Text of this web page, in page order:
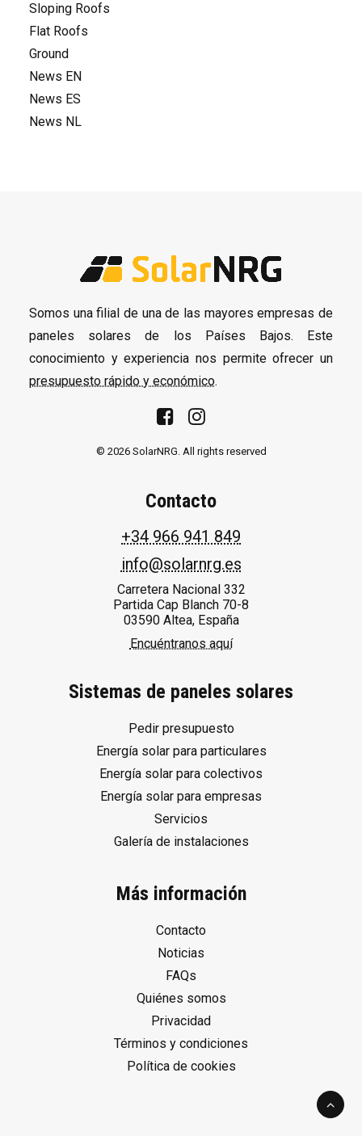
Sloping Roofs
Flat Roofs
Ground
News EN
News ES
News NL
Somos una filial de una de las mayores empresas de
paneles solares de los Países Bajos. Este
conocimiento y experiencia nos permite ofrecer un
presupuesto rápido y económico.
© 2026 SolarNRG. All rights reserved
Contacto
+34 966 941 849
info@solarnrg.es
Carretera Nacional 332
Partida Cap Blanch 70-8
03590 Altea, España
Encuéntranos aquí
Sistemas de paneles solares
Pedir presupuesto
Energía solar para particulares
Energía solar para colectivos
Energía solar para empresas
Servicios
Galería de instalaciones
Más información
Contacto
Noticias
FAQs
Quiénes somos
Privacidad
Términos y condiciones
Política de cookies